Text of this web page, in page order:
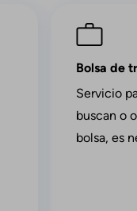
Imagen
Bolsa de
Servicio
buscan o
bolsa, es